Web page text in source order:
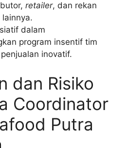
retailer, dan rekan
lainnya.
dalam
program insentif tim
inovatif.
dan Risiko
Coordinator
Putra